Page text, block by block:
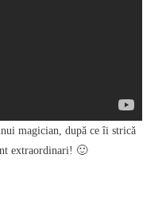
magician, după ce îi strică
extraordinari! 🙂